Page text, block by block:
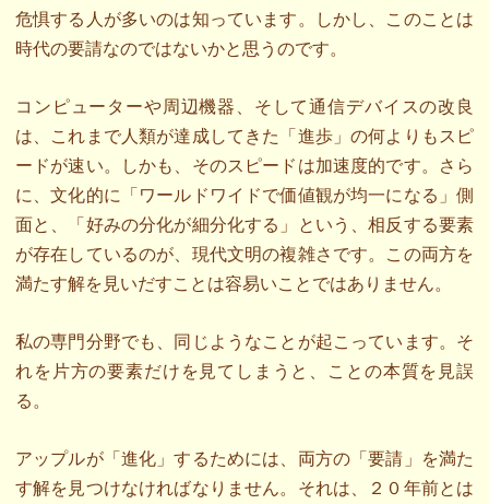
危惧する人が多いのは知っています。しかし、このことは
時代の要請なのではないかと思うのです。
コンピューターや周辺機器、そして通信デバイスの改良
は、これまで人類が達成してきた「進歩」の何よりもスピ
ードが速い。しかも、そのスピードは加速度的です。さら
に、文化的に「ワールドワイドで価値観が均一になる」側
面と、「好みの分化が細分化する」という、相反する要素
が存在しているのが、現代文明の複雑さです。この両方を
満たす解を見いだすことは容易いことではありません。
私の専門分野でも、同じようなことが起こっています。そ
れを片方の要素だけを見てしまうと、ことの本質を見誤
る。
アップルが「進化」するためには、両方の「要請」を満た
す解を見つけなければなりません。それは、２０年前とは